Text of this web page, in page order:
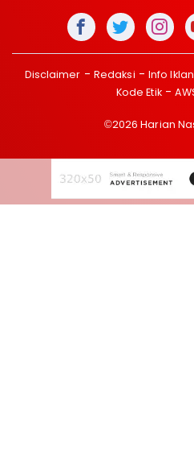
Disclaimer Redaksi Info Iklan
Kode Etik
©2026 Harian